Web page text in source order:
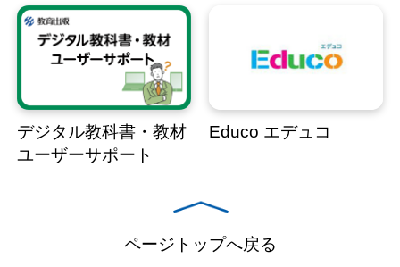
デジタル教科書・教材
ユーザーサポート
Educo エデュコ
ページトップへ戻る